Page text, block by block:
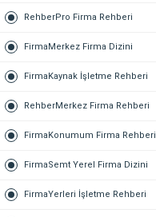
RehberPro Firma Rehberi
FirmaMerkez Firma Dizini
FirmaKaynak İşletme Rehberi
RehberMerkez Firma Rehberi
FirmaKonumum Firma Rehberi
FirmaSemt Yerel Firma Dizini
FirmaYerleri İşletme Rehberi